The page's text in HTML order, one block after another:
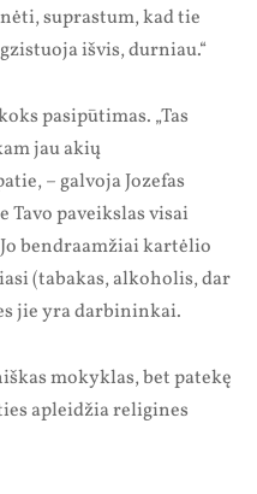
suprastum, kad tie
išvis, durniau.“
pasipūtimas. „Tas
jau akių
– galvoja Jozefas
Tavo paveikslas visai
bendraamžiai kartėlio
(tabakas, alkoholis, dar
jie yra darbininkai.
mokyklas, bet patekę
apleidžia religines